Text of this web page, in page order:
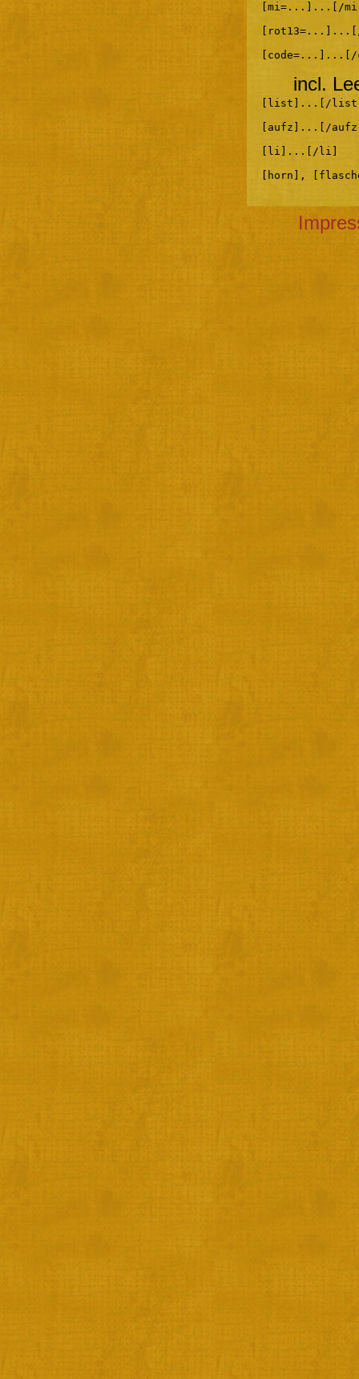
[mi=...]...[/
[code=...]...[/
incl.
[list]...[/
[aufz]...[/
[li]...[/li]
[horn],